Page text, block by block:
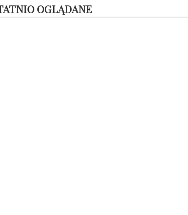
OGLĄDANE